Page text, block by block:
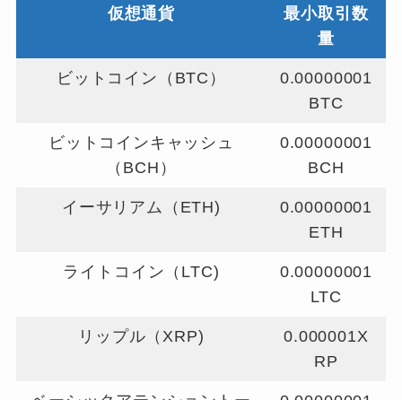
仮想通貨
最小取引数
量
ビットコイン（BTC）
0.00000001
BTC
ビットコインキャッシュ
（BCH）
0.00000001
BCH
イーサリアム（ETH)
0.00000001
ETH
ライトコイン（LTC)
0.00000001
LTC
リップル（XRP)
0.000001X
RP